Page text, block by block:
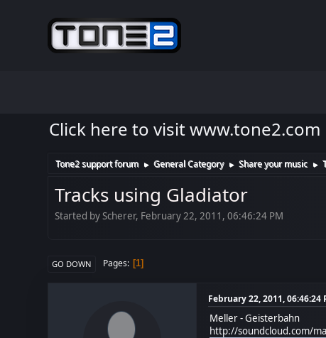
Click here to visit www.tone2.com
Tone2 support forum ► General Category ► Share your music ►
Tracks using Gladiator
Started by Scherer, February 22, 2011, 06:46:24 PM
GO DOWN Pages 1
February 22, 2011, 06:46:24
Meller - Geisterbahn
http://soundcloud.com/